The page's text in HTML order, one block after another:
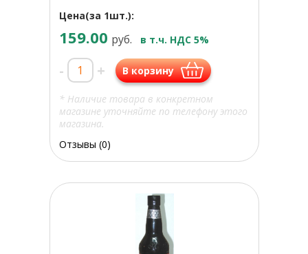
Цена(за 1шт.):
159.00 руб. в т.ч. НДС 5%
- + В корзину
* Наличие товара в конкретном
магазине уточняйте по телефону этого
магазина.
Отзывы (0)